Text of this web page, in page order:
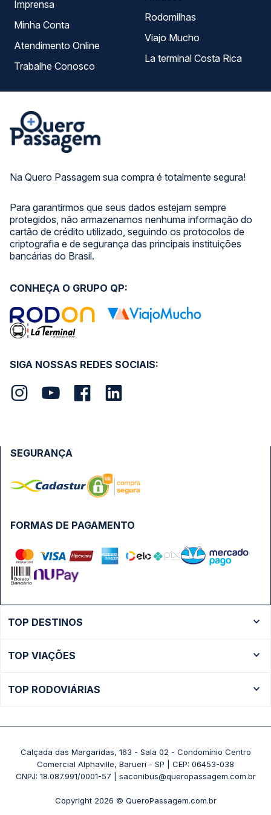
Na Quero Passagem sua compra é totalmente segura!
Para garantirmos que seus dados estejam sempre
protegidos, não armazenamos nenhuma informação do
cartão de crédito utilizado, seguindo os protocolos de
criptografia e de segurança das principais instituições
bancárias do Brasil.
Imprensa
Minha Conta
Atendimento Online
Trabalhe Conosco
Rodomilhas
Viajo Mucho
La terminal Costa Rica
SIGA NOSSAS REDES SOCIAIS:
CONHEÇA O GRUPO QP:
FORMAS DE PAGAMENTO
SEGURANÇA
TOP DESTINOS
Ônibus São Paulo
TOP VIAÇÕES
Passagens Pássaro Marron
+ Viações
TOP RODOVIÁRIAS
Rodoviária Belo Horizonte - Gov. Israel Pinheiro (Tergip)
Rodoviária Curitiba
+ Rodoviárias
Calçada das Margaridas, 163 - Sala 02 - Condomínio Centro
Comercial Alphaville, Barueri - SP | CEP: 06453-038
CNPJ: 18.087.991/0001-57 | saconibus@queropassagem.com.br
Copyright 2026 © QueroPassagem.com.br